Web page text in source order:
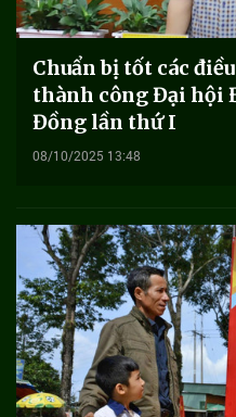
Chuẩn bị tốt các
thành công Đại hội
Đồng lần thứ I
08/10/2025 13:48